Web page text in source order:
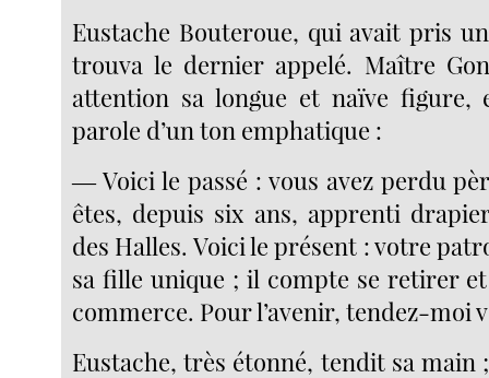
Eustache Bouteroue, qui avait pris
trouva le dernier appelé. Maître
attention sa longue et naïve figure,
parole d’un ton emphatique :
― Voici le passé : vous avez perdu
êtes, depuis six ans, apprenti
des Halles. Voici le présent : votre
sa fille unique ; il compte se retirer
commerce. Pour l’avenir, tendez-moi
Eustache, très étonné, tendit sa main